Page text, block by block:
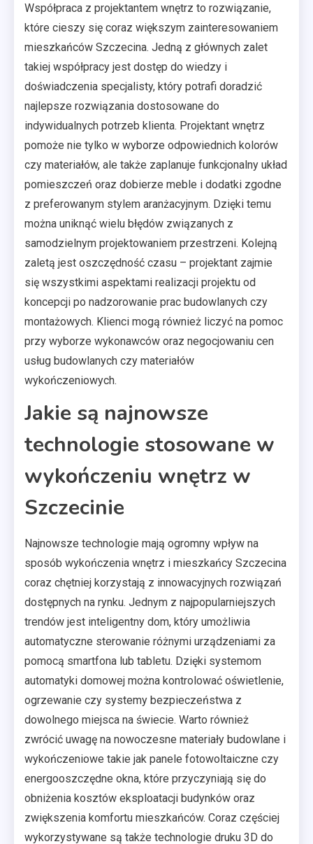
Współpraca z projektantem wnętrz to rozwiązanie,
które cieszy się coraz większym zainteresowaniem
mieszkańców Szczecina. Jedną z głównych zalet
takiej współpracy jest dostęp do wiedzy i
doświadczenia specjalisty, który potrafi doradzić
najlepsze rozwiązania dostosowane do
indywidualnych potrzeb klienta. Projektant wnętrz
pomoże nie tylko w wyborze odpowiednich kolorów
czy materiałów, ale także zaplanuje funkcjonalny układ
pomieszczeń oraz dobierze meble i dodatki zgodne
z preferowanym stylem aranżacyjnym. Dzięki temu
można uniknąć wielu błędów związanych z
samodzielnym projektowaniem przestrzeni. Kolejną
zaletą jest oszczędność czasu – projektant zajmie
się wszystkimi aspektami realizacji projektu od
koncepcji po nadzorowanie prac budowlanych czy
montażowych. Klienci mogą również liczyć na pomoc
przy wyborze wykonawców oraz negocjowaniu cen
usług budowlanych czy materiałów
wykończeniowych.
Jakie są najnowsze
technologie stosowane w
wykończeniu wnętrz w
Szczecinie
Najnowsze technologie mają ogromny wpływ na
sposób wykończenia wnętrz i mieszkańcy Szczecina
coraz chętniej korzystają z innowacyjnych rozwiązań
dostępnych na rynku. Jednym z najpopularniejszych
trendów jest inteligentny dom, który umożliwia
automatyczne sterowanie różnymi urządzeniami za
pomocą smartfona lub tabletu. Dzięki systemom
automatyki domowej można kontrolować oświetlenie,
ogrzewanie czy systemy bezpieczeństwa z
dowolnego miejsca na świecie. Warto również
zwrócić uwagę na nowoczesne materiały budowlane i
wykończeniowe takie jak panele fotowoltaiczne czy
energooszczędne okna, które przyczyniają się do
obniżenia kosztów eksploatacji budynków oraz
zwiększenia komfortu mieszkańców. Coraz częściej
wykorzystywane są także technologie druku 3D do